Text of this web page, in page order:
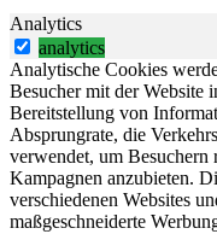
Analytics
analytics
Analytische Cookies
Besucher mit der Website
Bereitstellung von
Absprungrate, die
verwendet, um
Kampagnen anzubieten.
verschiedenen Websites
maßgeschneiderte